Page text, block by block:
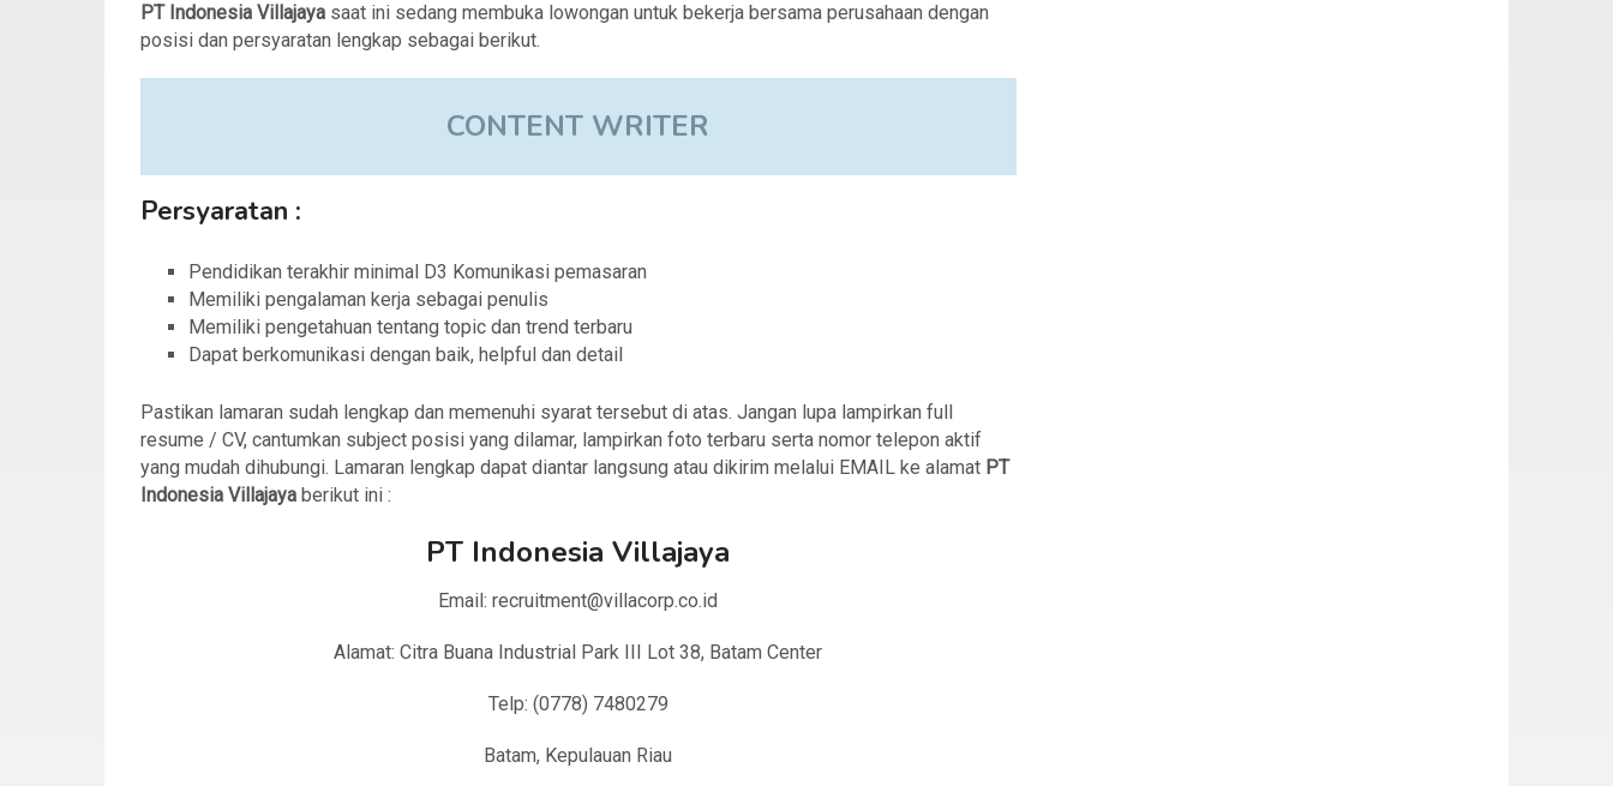
PT Indonesia Villajaya saat ini sedang membuka lowongan untuk bekerja bersama perusahaan dengan
posisi dan persyaratan lengkap sebagai berikut.
CONTENT WRITER
Persyaratan :
Pendidikan terakhir minimal D3 Komunikasi pemasaran
Memiliki pengalaman kerja sebagai penulis
Memiliki pengetahuan tentang topic dan trend terbaru
Dapat berkomunikasi dengan baik, helpful dan detail
Pastikan lamaran sudah lengkap dan memenuhi syarat tersebut di atas. Jangan lupa lampirkan full
resume / CV, cantumkan subject posisi yang dilamar, lampirkan foto terbaru serta nomor telepon aktif
yang mudah dihubungi. Lamaran lengkap dapat diantar langsung atau dikirim melalui EMAIL ke alamat PT
Indonesia Villajaya berikut ini :
PT Indonesia Villajaya
Email: recruitment@villacorp.co.id
Alamat: Citra Buana Industrial Park III Lot 38, Batam Center
Telp: (0778) 7480279
Batam, Kepulauan Riau